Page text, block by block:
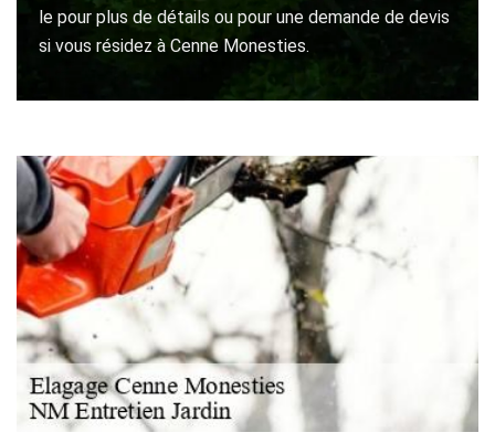
le pour plus de détails ou pour une demande de devis
si vous résidez à Cenne Monesties.